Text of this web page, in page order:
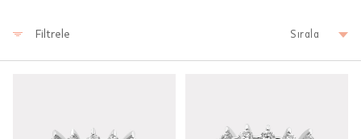
Filtrele Sırala